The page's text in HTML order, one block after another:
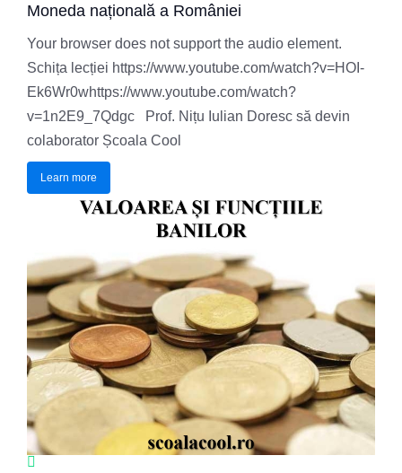
Moneda națională a României
Your browser does not support the audio element.
Schița lecției https://www.youtube.com/watch?v=HOI-
Ek6Wr0whttps://www.youtube.com/watch?
v=1n2E9_7Qdgc Prof. Nițu Iulian Doresc să devin
colaborator Școala Cool
Learn more